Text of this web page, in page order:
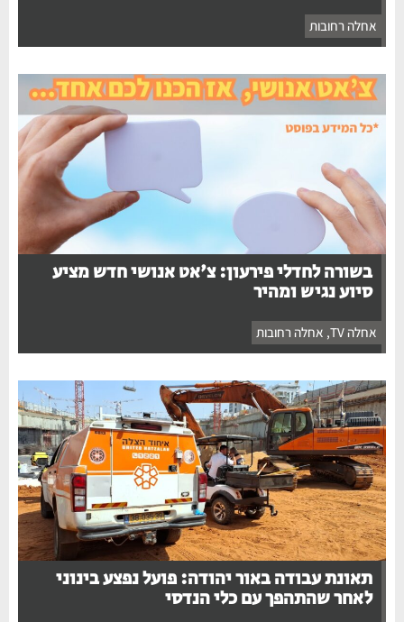
אחלה רחובות
בשורה לחדלי פירעון: צ'אט אנושי חדש מציע
סיוע נגיש ומהיר
אחלה TV ,אחלה רחובות
תאונת עבודה באור יהודה: פועל נפצע בינוני
לאחר שהתהפך עם כלי הנדסי